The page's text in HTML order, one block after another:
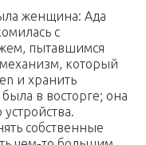
женщина: Ада
с
пытавшимся
который
и хранить
в восторге; она
собственные